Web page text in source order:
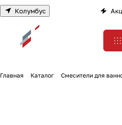
Колумбус
Главная Каталог Смесители для